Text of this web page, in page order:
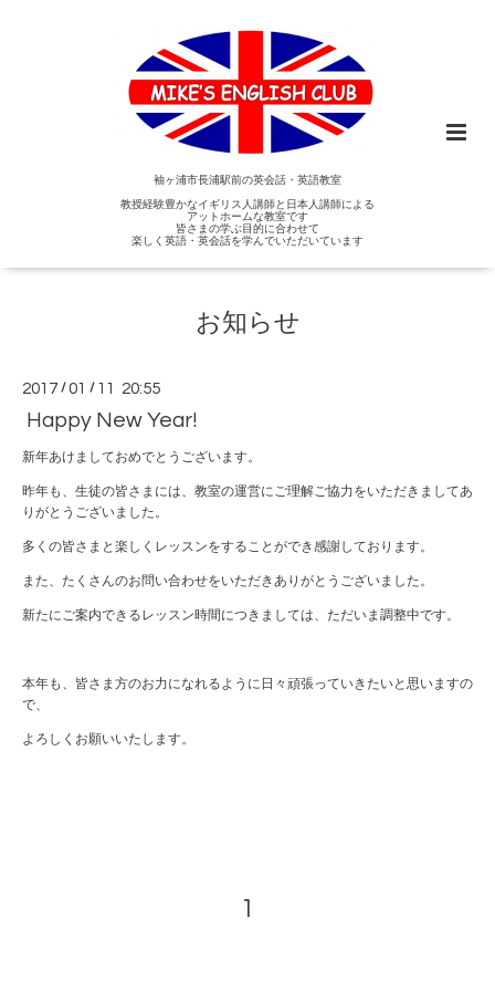
袖ヶ浦市長浦駅前の英会話・英語教室
教授経験豊かなイギリス人講師と日本人講師による
アットホームな教室です
皆さまの学ぶ目的に合わせて
楽しく英語・英会話を学んでいただいています
お知らせ
2017 /01 / 11 20:55
Happy New Year!
新年あけましておめでとうございます。
昨年も、生徒の皆さまには、教室の運営にご理解ご協力をいただきましてあ
りがとうございました。
多くの皆さまと楽しくレッスンをすることができ感謝しております。
また、たくさんのお問い合わせをいただきありがとうございました。
新たにご案内できるレッスン時間につきましては、ただいま調整中です。
本年も、皆さま方のお力になれるように日々頑張っていきたいと思いますの
で、
よろしくお願いいたします。
1